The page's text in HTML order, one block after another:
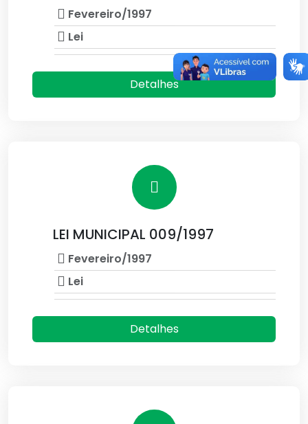
Fevereiro/1997
Lei
Detalhes
LEI MUNICIPAL 009/1997
Fevereiro/1997
Lei
Detalhes